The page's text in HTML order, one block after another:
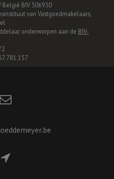
BIV 506930
van Vastgoedmakelaars,
onderworpen aan de BIV-